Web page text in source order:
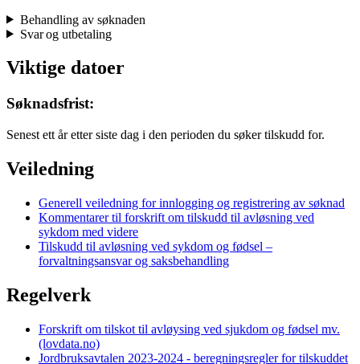
Behandling av søknaden
Svar og utbetaling
Viktige datoer
Søknadsfrist:
Senest ett år etter siste dag i den perioden du søker tilskudd for.
Veiledning
Generell veiledning for innlogging og registrering av søknad
Kommentarer til forskrift om tilskudd til avløsning ved
sykdom med videre
Tilskudd til avløsning ved sykdom og fødsel –
forvaltningsansvar og saksbehandling
Regelverk
Forskrift om tilskot til avløysing ved sjukdom og fødsel mv.
(lovdata.no)
Jordbruksavtalen 2023-2024 - beregningsregler for tilskuddet